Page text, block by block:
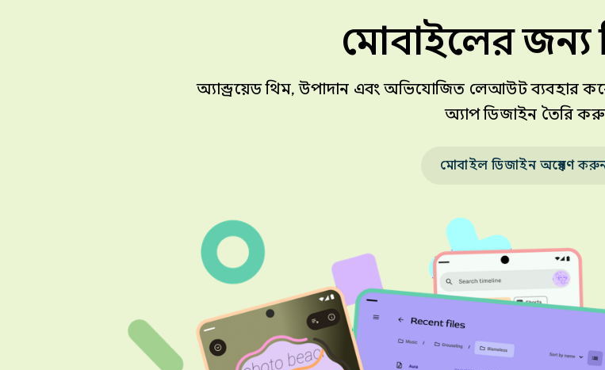
মোবাইলের জন্য
অ্যান্ড্রয়েড থিম, উপাদান এবং অভিযোজিত লেআউট ব্যবহার
অ্যাপ ডিজাইন তৈরি
মোবাইল ডিজাইন অন্বেষণ